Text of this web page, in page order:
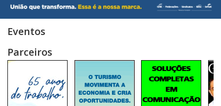
Eventos
Parceiros